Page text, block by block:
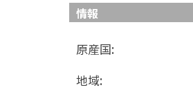
情報
原産国:
地域: